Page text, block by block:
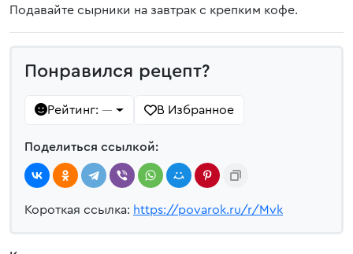
Подавайте сырники на завтрак с крепким кофе.
Понравился рецепт?
Рейтинг: — В Избранное
Поделиться ссылкой:
Короткая ссылка: https://povarok.ru/r/Mvk